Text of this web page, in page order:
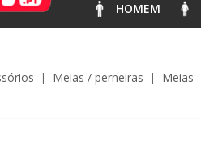
HOMEM
meias / perneiras meias